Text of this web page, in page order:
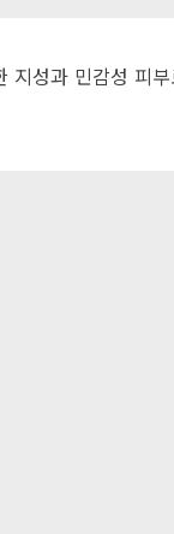
성과 민감성 피